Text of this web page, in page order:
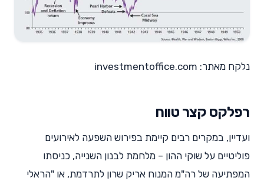
נלקח מאתר: investmentoffice.com
רפלקס קצר טווח
ועדיין, במקרים רבים קיימת בפירוש השפעה לאירועים
פוליטיים על שוקי ההון – מלחמת לבנון השנייה, כניסתו
המפתיעה של רה"מ המנוח אריק שרון לתרדמת, או "הראלי